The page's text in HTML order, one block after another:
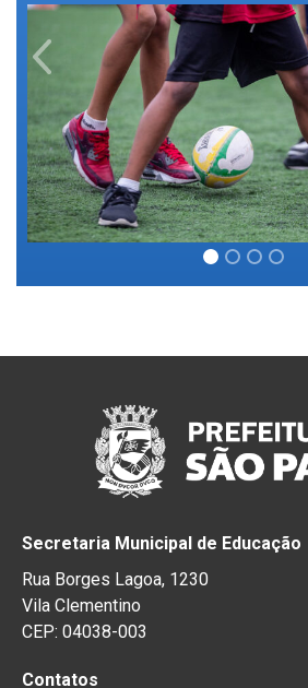
Previous
Secretaria Municipal de Educação
Rua Borges Lagoa, 1230
Vila Clementino
CEP: 04038-003
Contatos